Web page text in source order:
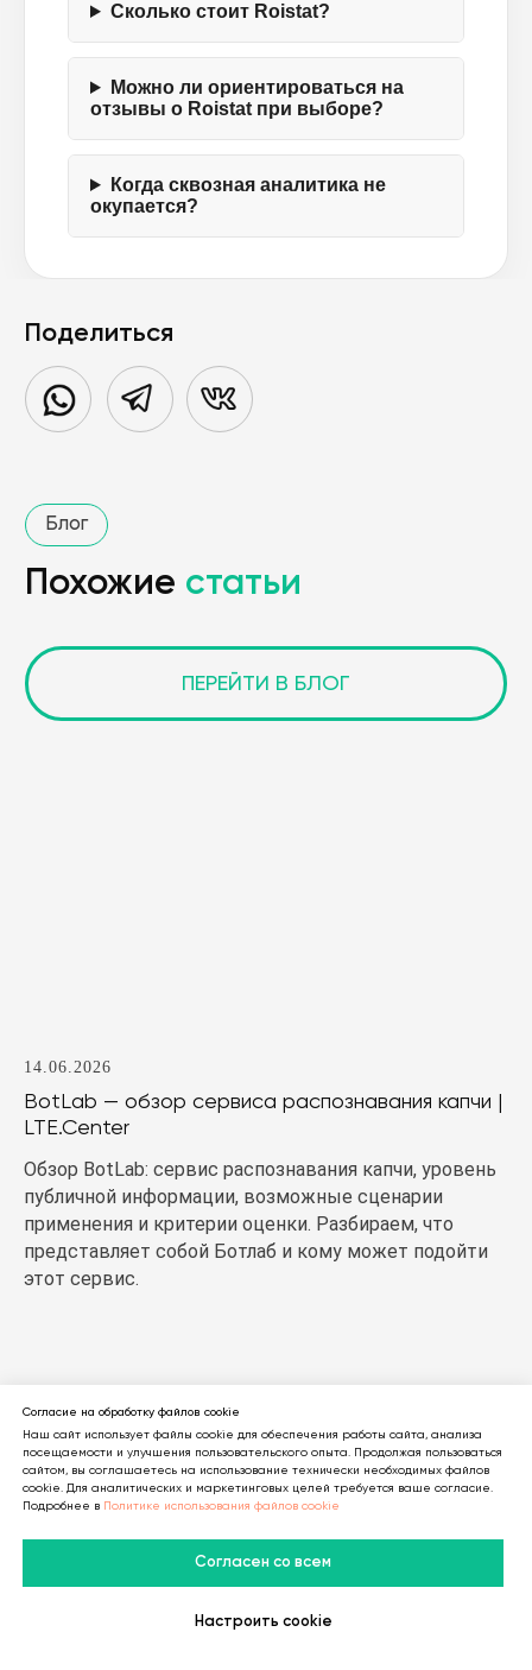
Сколько стоит Roistat?
Можно ли ориентироваться на
отзывы о Roistat при выборе?
Когда сквозная аналитика не
окупается?
Поделиться
14.06.2026
BotLab — обзор сервиса распознавания капчи |
LTE.Center
Обзор BotLab: сервис распознавания капчи, уровень
публичной информации, возможные сценарии
применения и критерии оценки. Разбираем, что
представляет собой Ботлаб и кому может подойти
этот сервис.
Согласие на обработку файлов cookie
Наш сайт использует файлы cookie для обеспечения работы сайта, анализа
посещаемости и улучшения пользовательского опыта. Продолжая пользоваться
сайтом, вы соглашаетесь на использование технически необходимых файлов
cookie. Для аналитических и маркетинговых целей требуется ваше согласие.
Подробнее в Политике использования файлов cookie
Согласен со всем
Настроить cookie